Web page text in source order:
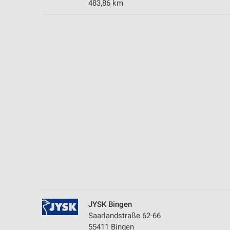
483,86 km
JYSK Bingen
Saarlandstraße 62-66
55411 Bingen
Messung der Performance von Inhalten
Funktional